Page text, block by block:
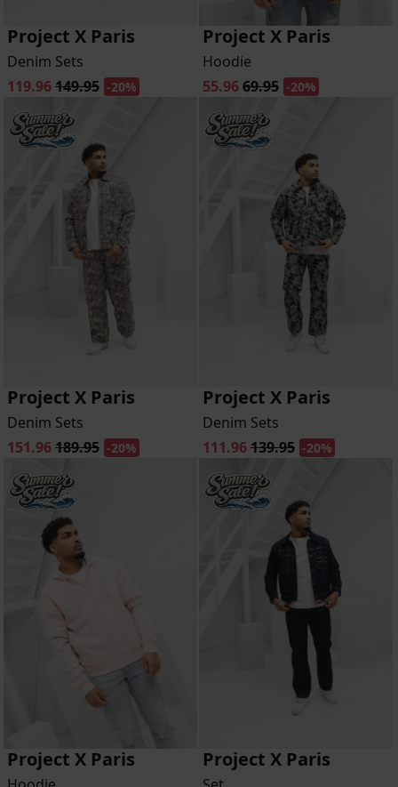
Project X Paris
Denim Sets
119.96149.95 -20%
Project X Paris
Hoodie
55.9669.95 -20%
Project X Paris
Denim Sets
151.96189.95 -20%
Project X Paris
Denim Sets
111.96139.95 -20%
Project X Paris Project X Paris